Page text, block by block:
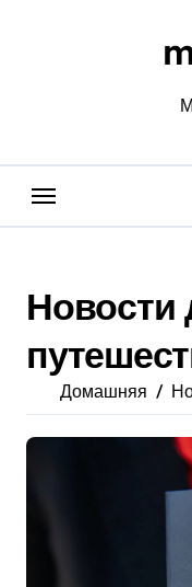
Новости
Домашняя